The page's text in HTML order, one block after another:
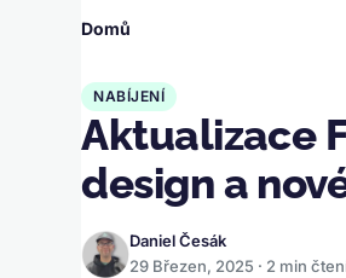
Drobečková
navigace
Domů
NABÍJENÍ
Aktualizace
design a
Daniel Česák
29 Březen, 2025 · 2 min